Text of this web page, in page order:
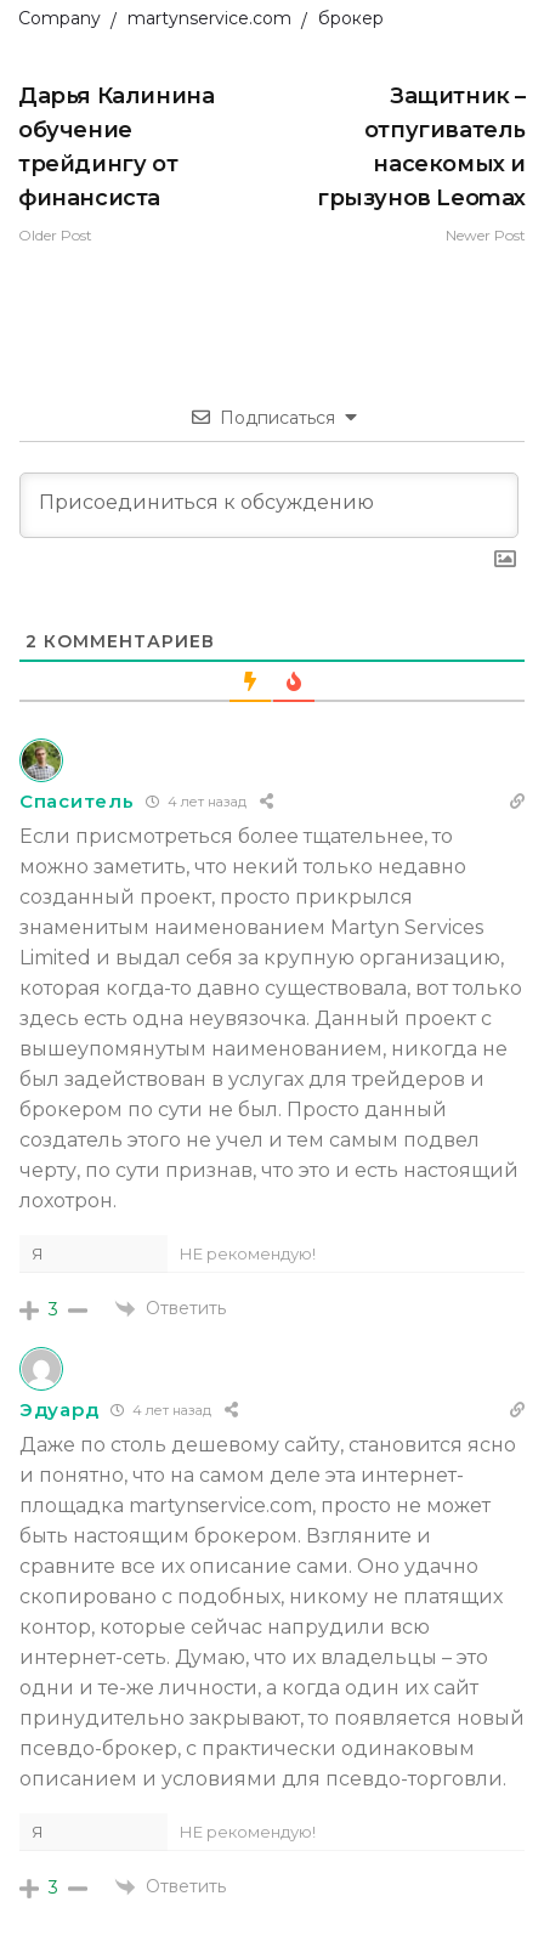
Company martynservice.com брокер
Дарья Калинина
обучение
трейдингу от
финансиста
Older Post
Защитник –
отпугиватель
насекомых и
грызунов Leomax
Newer Post
Подписаться
2 КОММЕНТАРИЕВ
Спаситель 4 лет назад
Если присмотреться более тщательнее, то
можно заметить, что некий только недавно
созданный проект, просто прикрылся
знаменитым наименованием Martyn Services
Limited и выдал себя за крупную организацию,
которая когда-то давно существовала, вот только
здесь есть одна неувязочка. Данный проект с
вышеупомянутым наименованием, никогда не
был задействован в услугах для трейдеров и
брокером по сути не был. Просто данный
создатель этого не учел и тем самым подвел
черту, по сути признав, что это и есть настоящий
лохотрон.
Я НЕ рекомендую!
3 Ответить
Эдуард 4 лет назад
Даже по столь дешевому сайту, становится ясно
и понятно, что на самом деле эта интернет-
площадка martynservice.com, просто не может
быть настоящим брокером. Взгляните и
сравните все их описание сами. Оно удачно
скопировано с подобных, никому не платящих
контор, которые сейчас напрудили всю
интернет-сеть. Думаю, что их владельцы – это
одни и те-же личности, а когда один их сайт
принудительно закрывают, то появляется новый
псевдо-брокер, с практически одинаковым
описанием и условиями для псевдо-торговли.
Я НЕ рекомендую!
3 Ответить